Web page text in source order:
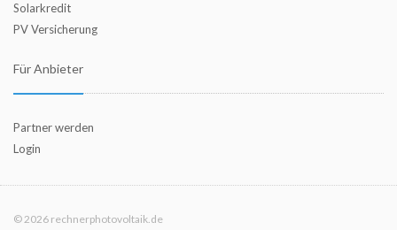
Solarkredit
PV Versicherung
Für Anbieter
Partner werden
Login
© 2026 rechnerphotovoltaik.de